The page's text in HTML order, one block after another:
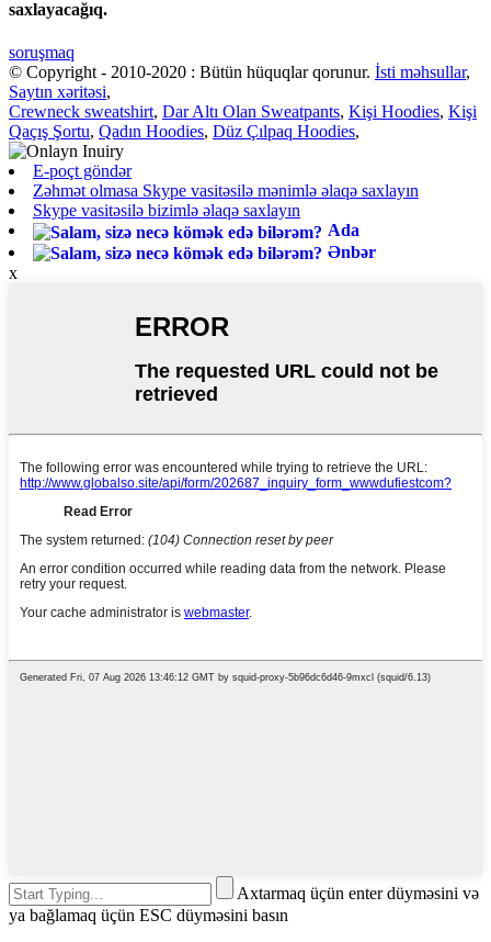
saxlayacağıq.
soruşmaq
© Copyright - 2010-2020 : Bütün hüquqlar qorunur. İsti məhsullar,
Saytın xəritəsi,
Crewneck sweatshirt, Dar Altı Olan Sweatpants, Kişi Hoodies, Kişi
Qaçış Şortu, Qadın Hoodies, Düz Çılpaq Hoodies,
E-poçt göndər
Zəhmət olmasa Skype vasitəsilə mənimlə əlaqə saxlayın
Skype vasitəsilə bizimlə əlaqə saxlayın
Ada
Ənbər
x
Axtarmaq üçün enter düyməsini və
ya bağlamaq üçün ESC düyməsini basın